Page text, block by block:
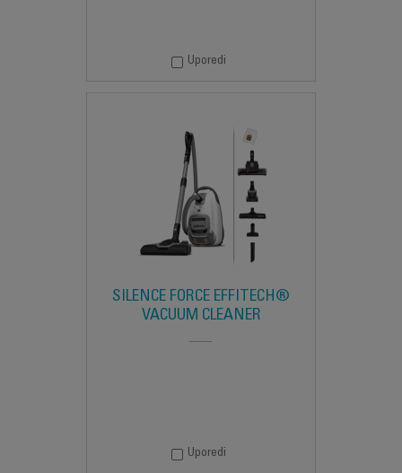
Uporedi
SILENCE FORCE EFFITECH®
VACUUM CLEANER
Uporedi